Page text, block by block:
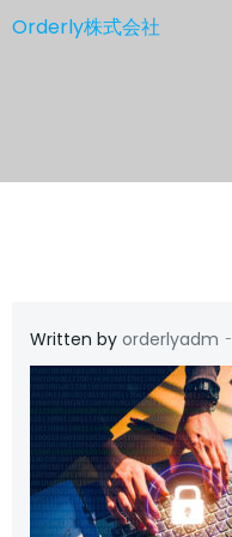
Orderly株式会社
Written by orderlyadm -